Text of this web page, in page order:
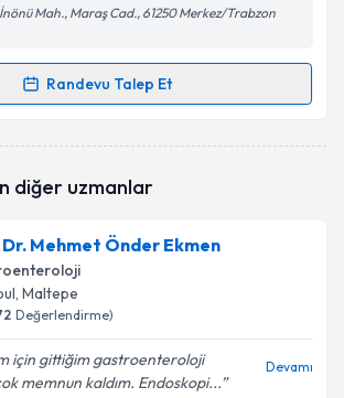
Mah., Maraş Cad., 61250 Merkez/Trabzon
Randevu Talep Et
Takvimi Talebi
bu uzmandan randevu almanız için bir
verilerimin işlenmesine ilişkinAydınlatma
okudum ve kişisel verilerimin belirtilen
diğer uzmanlar
Mehmet Önder Ekmen
, Maltepe
Değerlendirme)
için gittiğim gastroenteroloji
memnun kaldım. Endoskopi...
Devamı